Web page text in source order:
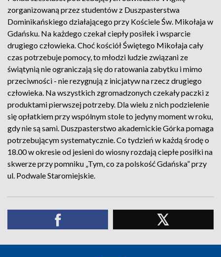
zorganizowaną przez studentów z Duszpasterstwa
Dominikańskiego działającego przy Kościele Św. Mikołaja w
Gdańsku. Na każdego czekał ciepły posiłek i wsparcie
drugiego człowieka. Choć kościół Świętego Mikołaja cały
czas potrzebuje pomocy, to młodzi ludzie związani ze
świątynią nie ograniczają się do ratowania zabytku i mimo
przeciwności - nie rezygnują z inicjatyw na rzecz drugiego
człowieka. Na wszystkich zgromadzonych czekały paczki z
produktami pierwszej potrzeby. Dla wielu z nich podzielenie
się opłatkiem przy wspólnym stole to jedyny moment w roku,
gdy nie są sami. Duszpasterstwo akademickie Górka pomaga
potrzebującym systematycznie. Co tydzień w każdą środę o
18.00 w okresie od jesieni do wiosny rozdają ciepłe posiłki na
skwerze przy pomniku „Tym, co za polskość Gdańska” przy
ul. Podwale Staromiejskie.